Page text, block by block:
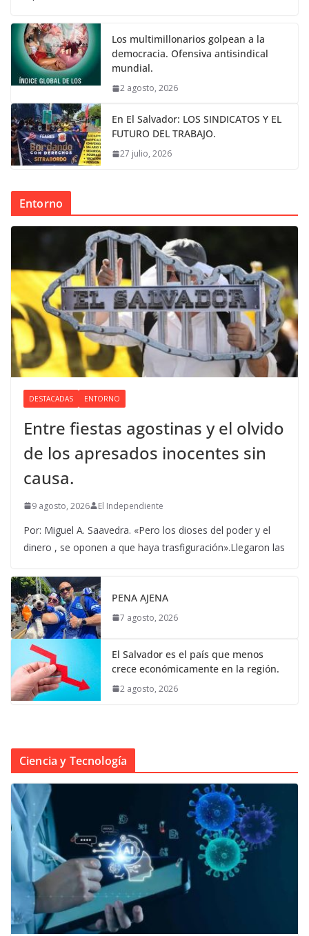
Los multimillonarios golpean a la
democracia. Ofensiva antisindical
mundial.
2 agosto, 2026
En El Salvador: LOS SINDICATOS Y EL
FUTURO DEL TRABAJO.
27 julio, 2026
Entorno
DESTACADAS ENTORNO
Entre fiestas agostinas y el olvido
de los apresados inocentes sin
causa.
9 agosto, 2026 El Independiente
Por: Miguel A. Saavedra. «Pero los dioses del poder y el
dinero , se oponen a que haya trasfiguración».Llegaron las
PENA AJENA
7 agosto, 2026
El Salvador es el país que menos
crece económicamente en la región.
2 agosto, 2026
Ciencia y Tecnología